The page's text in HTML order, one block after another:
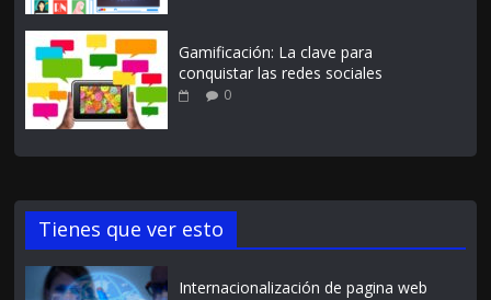
Gamificación: La clave para
conquistar las redes sociales
0
Tienes que ver esto
Internacionalización de pagina web